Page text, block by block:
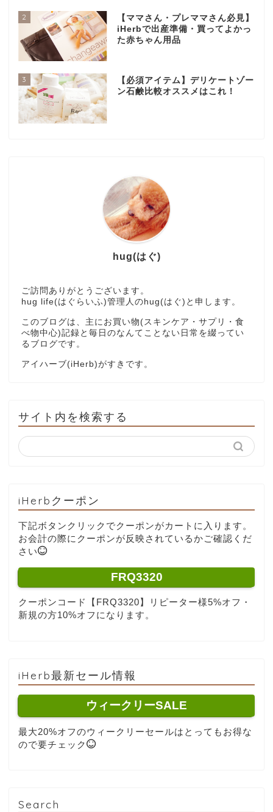
2
【ママさん・プレママさん必見】
iHerbで出産準備・買ってよかっ
た赤ちゃん用品
3
【必須アイテム】デリケートゾー
ン石鹸比較オススメはこれ！
hug(はぐ)
ご訪問ありがとうございます。
hug life(はぐらいふ)管理人のhug(はぐ)と申します。
このブログは、主にお買い物(スキンケア・サプリ・食
べ物中心)記録と毎日のなんてことない日常を綴ってい
るブログです。
アイハーブ(iHerb)がすきです。
サイト内を検索する
iHerbクーポン
下記ボタンクリックでクーポンがカートに入ります。
お会計の際にクーポンが反映されているかご確認くだ
さい
FRQ3320
クーポンコード【FRQ3320】リピーター様5%オフ・
新規の方10%オフになります。
iHerb最新セール情報
ウィークリーSALE
最大20%オフのウィークリーセールはとってもお得な
ので要チェック
Search